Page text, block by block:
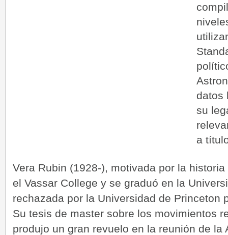
datos
su
a
Vera Rubin (1928-), motivada por la
el Vassar College y se graduó en la
rechazada por la Universidad de Princeton
Su tesis de master sobre los movimientos
produjo un gran revuelo en la reunión de la